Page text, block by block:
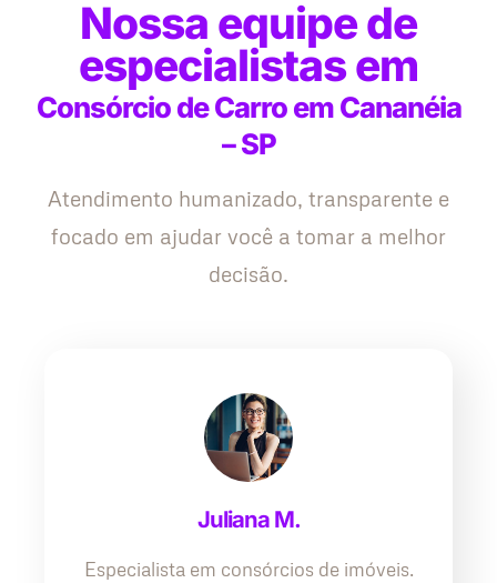
Nossa equipe de
especialistas em
Consórcio de Carro em Cananéia
– SP
Atendimento humanizado, transparente e
focado em ajudar você a tomar a melhor
decisão.
Juliana M.
Especialista em consórcios de imóveis.